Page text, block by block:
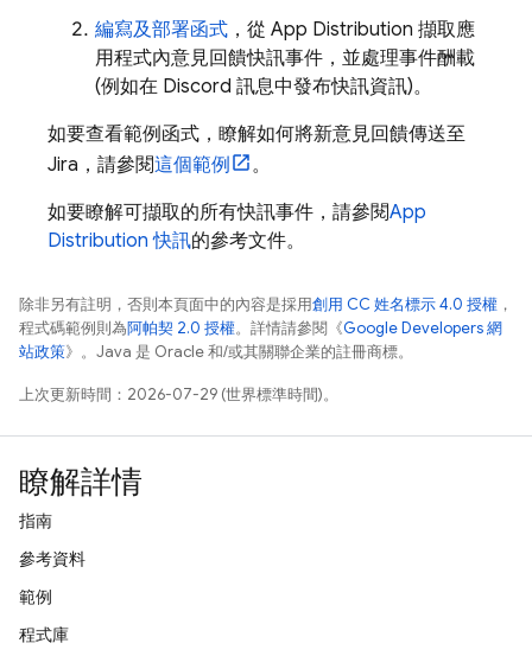
編寫及部署函式 ，從 App Distribution 擷取應
用程式內意見回饋快訊事件，並處理事件酬載
(例如在 Discord 訊息中發布快訊資訊)。
如要查看範例函式，瞭解如何將新意見回饋傳送至
Jira，請參閱這個範例
。
如要瞭解可擷取的所有快訊事件，請參閱App
Distribution 快訊的參考文件。
除非另有註明，否則本頁面中的內容是採用創用 CC 姓名標示 4.0 授權 ，
程式碼範例則為阿帕契 2.0 授權。詳情請參閱《Google Developers 網
站政策》。Java 是 Oracle 和/或其關聯企業的註冊商標。
上次更新時間：2026-07-29 (世界標準時間)。
瞭解詳情
指南
參考資料
範例
程式庫